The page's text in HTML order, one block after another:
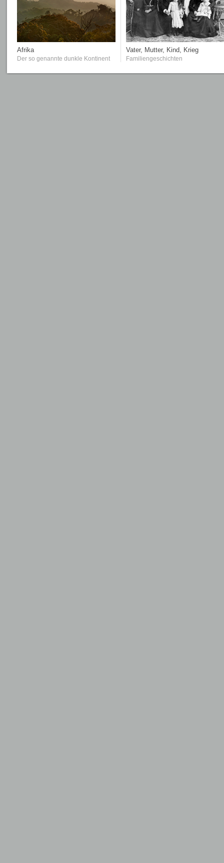
Afrika
Der so genannte dunkle Kontinent
Vater, Mutter, Kind, Krieg
Familiengeschichten